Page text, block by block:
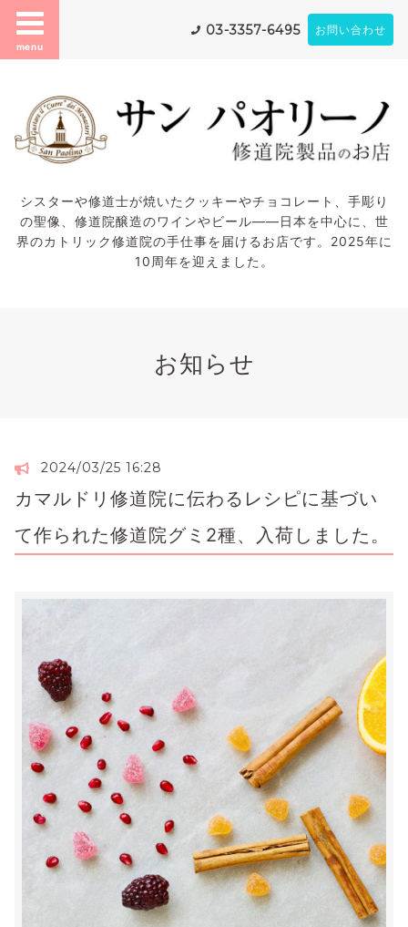
menu
03-3357-6495 お問い合わせ
シスターや修道士が焼いたクッキーやチョコレート、手彫り
の聖像、修道院醸造のワインやビール——日本を中心に、世
界のカトリック修道院の手仕事を届けるお店です。2025年に
10周年を迎えました。
お知らせ
2024/03/25 16:28
カマルドリ修道院に伝わるレシピに基づい
て作られた修道院グミ2種、入荷しました。